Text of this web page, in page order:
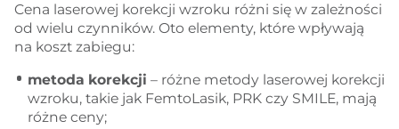
Cena laserowej korekcji wzroku różni się w zależności
od wielu czynników. Oto elementy, które wpływają
na koszt zabiegu:
metoda korekcji – różne metody laserowej korekcji
wzroku, takie jak FemtoLasik, PRK czy SMILE, mają
różne ceny;